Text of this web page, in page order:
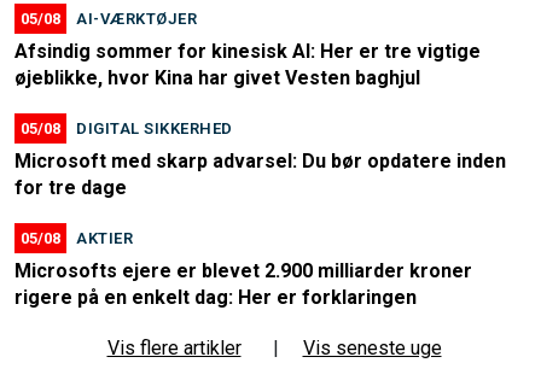
05/08 AI-VÆRKTØJER
Afsindig sommer for kinesisk AI: Her er tre vigtige
øjeblikke, hvor Kina har givet Vesten baghjul
05/08 DIGITAL SIKKERHED
Microsoft med skarp advarsel: Du bør opdatere inden
for tre dage
05/08 AKTIER
Microsofts ejere er blevet 2.900 milliarder kroner
rigere på en enkelt dag: Her er forklaringen
Vis flere artikler | Vis seneste uge